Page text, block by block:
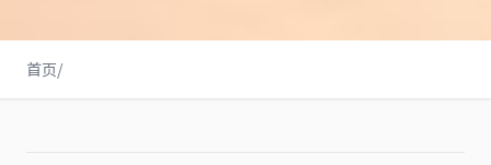
首页/